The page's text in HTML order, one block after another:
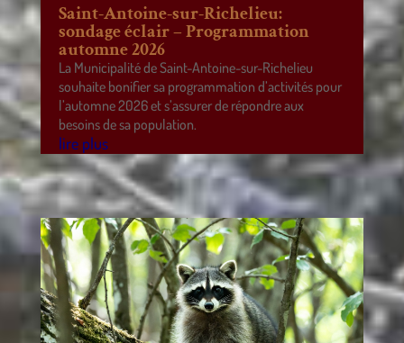
Saint-Antoine-sur-Richelieu:
sondage éclair – Programmation
automne 2026
La Municipalité de Saint-Antoine-sur-Richelieu
souhaite bonifier sa programmation d’activités pour
l’automne 2026 et s’assurer de répondre aux
besoins de sa population.
lire plus